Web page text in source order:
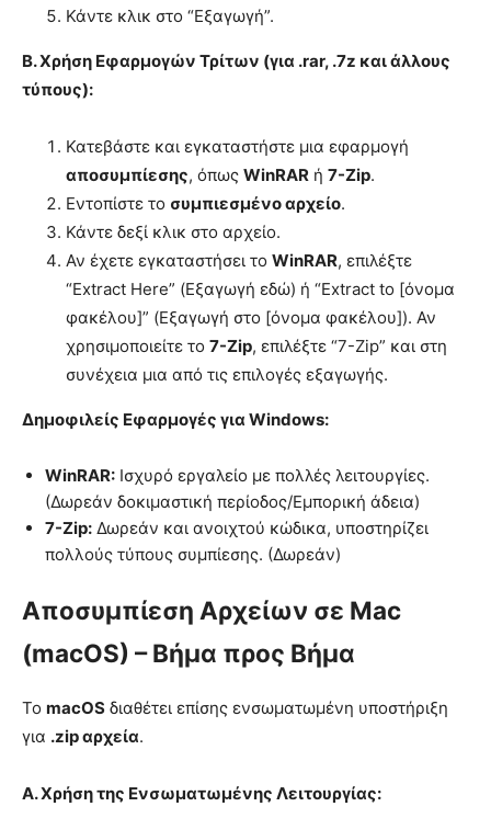
Κάντε κλικ στο “Εξαγωγή”.
Β. Χρήση Εφαρμογών Τρίτων (για .rar, .7z και άλλους
τύπους):
Κατεβάστε και εγκαταστήστε μια εφαρμογή
αποσυμπίεσης, όπως WinRAR ή 7-Zip.
Εντοπίστε το συμπιεσμένο αρχείο.
Κάντε δεξί κλικ στο αρχείο.
Αν έχετε εγκαταστήσει το WinRAR, επιλέξτε
“Extract Here” (Εξαγωγή εδώ) ή “Extract to [όνομα
φακέλου]” (Εξαγωγή στο [όνομα φακέλου]). Αν
χρησιμοποιείτε το 7-Zip, επιλέξτε “7-Zip” και στη
συνέχεια μια από τις επιλογές εξαγωγής.
Δημοφιλείς Εφαρμογές για Windows:
WinRAR: Ισχυρό εργαλείο με πολλές λειτουργίες.
(Δωρεάν δοκιμαστική περίοδος/Εμπορική άδεια)
7-Zip: Δωρεάν και ανοιχτού κώδικα, υποστηρίζει
πολλούς τύπους συμπίεσης. (Δωρεάν)
Αποσυμπίεση Αρχείων σε Mac
(macOS) – Βήμα προς Βήμα
Το macOS διαθέτει επίσης ενσωματωμένη υποστήριξη
για .zip αρχεία.
Α. Χρήση της Ενσωματωμένης Λειτουργίας: